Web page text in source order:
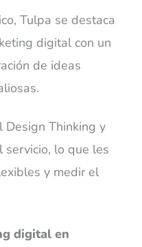
Tulpa se destaca
digital con un
de ideas
Design Thinking y
servicio, lo que les
y medir el
digital en